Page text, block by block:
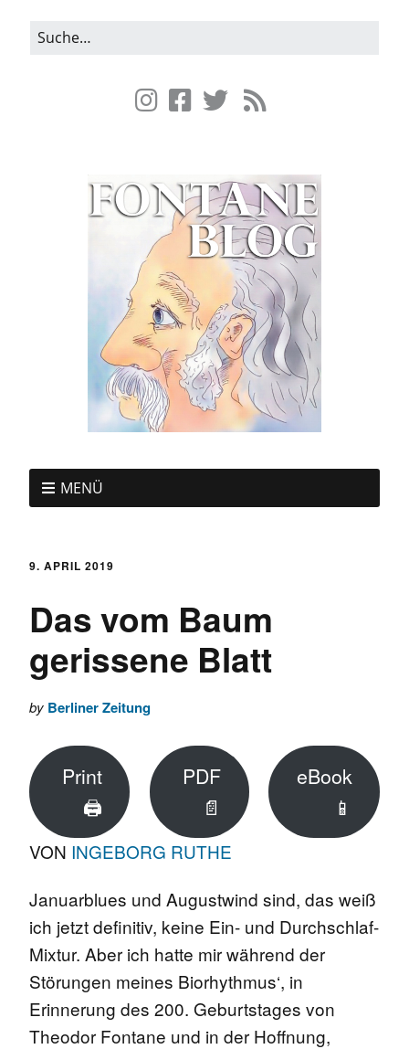
MENÜ
9. APRIL 2019
Das vom Baum
gerissene Blatt
by Berliner Zeitung
Print
🖨
PDF
📄
eBook
📱
VON INGEBORG RUTHE
Januarblues und Augustwind sind, das weiß
ich jetzt definitiv, keine Ein- und Durchschlaf-
Mixtur. Aber ich hatte mir während der
Störungen meines Biorhythmus‘, in
Erinnerung des 200. Geburtstages von
Theodor Fontane und in der Hoffnung,